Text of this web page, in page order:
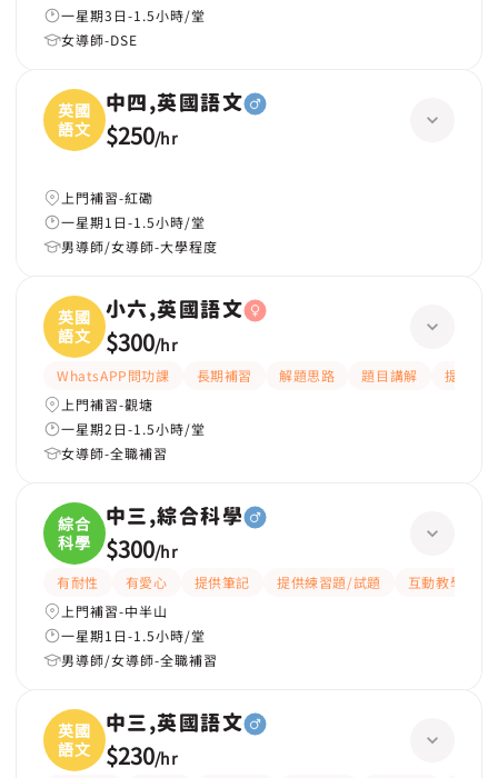
一星期3日-1.5小時/堂
女導師-DSE
英國
語文
中四,英國語文
$250/hr
上門補習-紅磡
一星期1日-1.5小時/堂
男導師/女導師-大學程度
英國
語文
小六,英國語文
$300/hr
WhatsAPP問功課 長期補習 解題思路 題目講解
提供練
上門補習-觀塘
一星期2日-1.5小時/堂
女導師-全職補習
綜合
科學
中三,綜合科學
$300/hr
有耐性 有愛心 提供筆記 提供練習題/試題 互動教學
上門補習-中半山
一星期1日-1.5小時/堂
男導師/女導師-全職補習
英國
語文
中三,英國語文
$230/hr